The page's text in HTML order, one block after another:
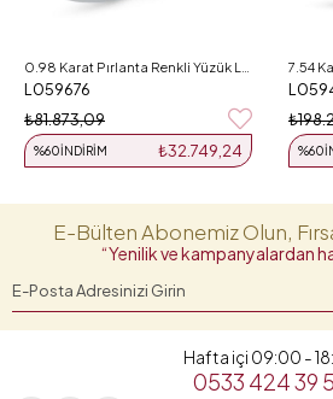
L059676
₺32.749,24
%60İNDIRIM
₺81.873,09
%60
E-Bülten Abonemiz Olun,
“Yenilik ve kampanyalardan
Hafta içi 09:00 -
0533 424 39